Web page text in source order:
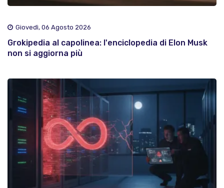
Giovedì, 06 Agosto 2026
Grokipedia al capolinea: l'enciclopedia di Elon Musk
non si aggiorna più